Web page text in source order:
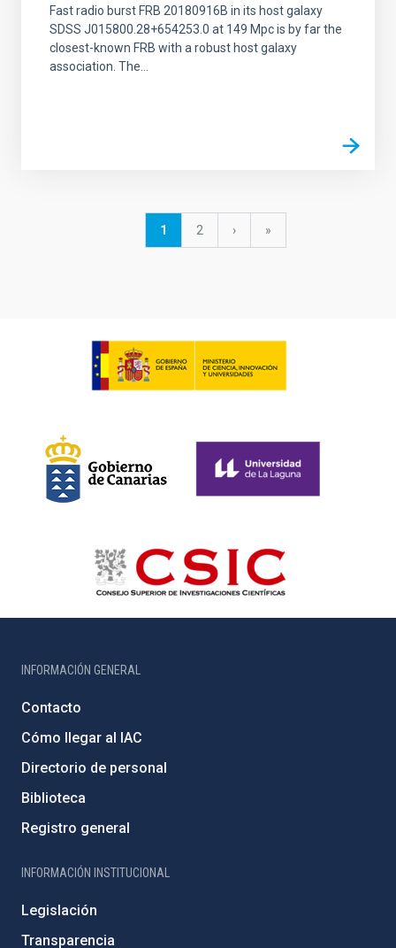
Fast radio burst FRB 20180916B in its host galaxy
SDSS J015800.28+654253.0 at 149 Mpc is by far the
closest-known FRB with a robust host galaxy
association. The...
Página
1 Página
2
Siguiente
›
última
»
INFORMACIÓN GENERAL
Contacto
Cómo llegar al IAC
Directorio de personal
Biblioteca
Registro general
INFORMACIÓN INSTITUCIONAL
Legislación
Transparencia